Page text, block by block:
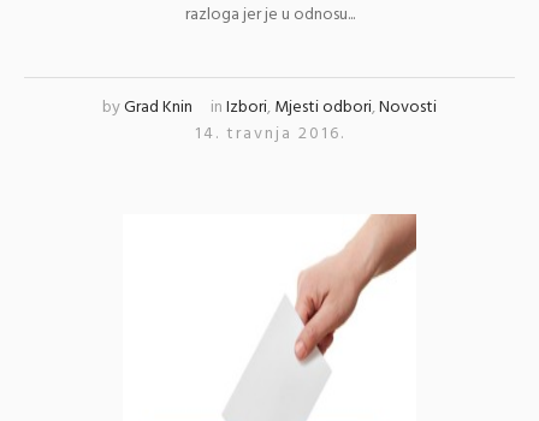
razloga jer je u odnosu...
byGrad Knin inIzbori,Mjesti odbori,Novosti
14. travnja 2016.